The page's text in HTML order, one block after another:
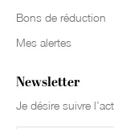
Bons de réduction
Mes alertes
Newsletter
Je désire suivre